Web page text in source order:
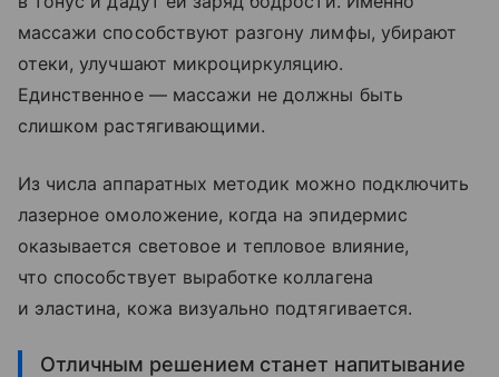
массажи способствуют разгону лимфы, убирают
отеки, улучшают микроциркуляцию.
Единственное — массажи не должны быть
слишком растягивающими.
Из числа аппаратных методик можно подключить
лазерное омоложение, когда на эпидермис
оказывается световое и тепловое влияние,
что способствует выработке коллагена
и эластина, кожа визуально подтягивается.
Отличным решением станет напитывание